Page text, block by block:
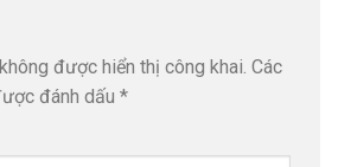
được hiển thị công khai. Các
đánh dấu *